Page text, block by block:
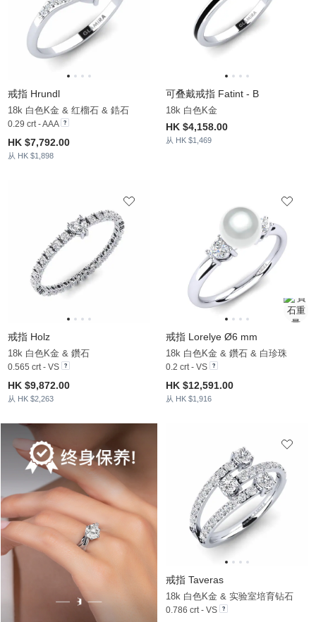
戒指 Hrundl
18k 白色K金 & 红榴石 & 鋯石
0.29 crt - AAA
HK $7,792.00
从 HK $1,898
可叠戴戒指 Fatint - B
18k 白色K金
HK $4,158.00
从 HK $1,469
戒指 Holz
18k 白色K金 & 鑽石
0.565 crt - VS
HK $9,872.00
从 HK $2,263
戒指 Lorelye Ø6 mm
18k 白色K金 & 鑽石 & 白珍珠
0.2 crt - VS
HK $12,591.00
从 HK $1,916
戒指 Taveras
18k 白色K金 & 实验室培育钻石
0.786 crt - VS